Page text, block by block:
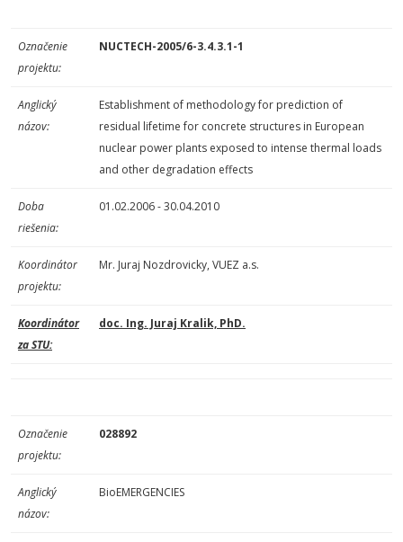
Označenie
projektu:
NUCTECH-2005/6-3.4.3.1-1
Anglický
názov:
Establishment of methodology for prediction of
residual lifetime for concrete structures in European
nuclear power plants exposed to intense thermal loads
and other degradation effects
Doba
riešenia:
01.02.2006 - 30.04.2010
Koordinátor
projektu:
Mr. Juraj Nozdrovicky, VUEZ a.s.
Koordinátor
za STU:
doc. Ing. Juraj Kralik, PhD.
Označenie
projektu:
028892
Anglický
názov:
BioEMERGENCIES